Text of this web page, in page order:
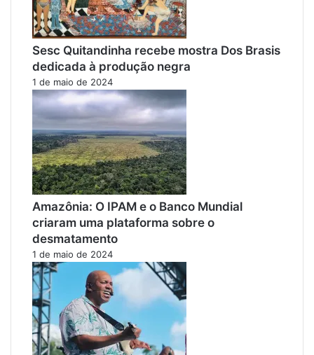
Sesc Quitandinha recebe mostra Dos Brasis
dedicada à produção negra
1 de maio de 2024
Amazônia: O IPAM e o Banco Mundial
criaram uma plataforma sobre o
desmatamento
1 de maio de 2024